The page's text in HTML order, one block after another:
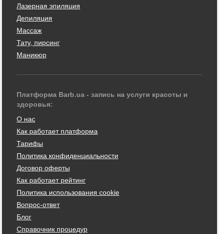
Лазерная эпиляция
Депиляция
Массаж
Тату, пирсинг
Маникюр
Платформа Barb.ua - запись на услуги красоты и
здоровья:
О нас
Как работает платформа
Тарифы
Политика конфиденциальности
Договор оферты
Как работает рейтинг
Политика использования cookie
Вопрос-ответ
Блог
Справочник процедур